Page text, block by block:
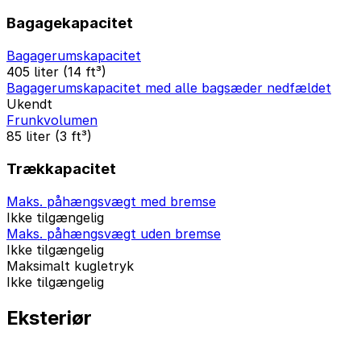
Bagagekapacitet
Bagagerumskapacitet
405 liter (14 ft³)
Bagagerumskapacitet med alle bagsæder nedfældet
Ukendt
Frunkvolumen
85 liter (3 ft³)
Trækkapacitet
Maks. påhængsvægt med bremse
Ikke tilgængelig
Maks. påhængsvægt uden bremse
Ikke tilgængelig
Maksimalt kugletryk
Ikke tilgængelig
Eksteriør